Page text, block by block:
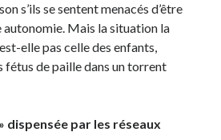
s’ils se sentent menacés d’être
autonomie. Mais la situation la
elle pas celle des enfants,
fétus de paille dans un torrent
dispensée par les réseaux